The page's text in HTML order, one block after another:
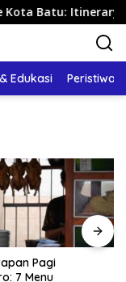
Itinerary
Edukasi Peristiwa
Kuliner Malam
untuk Keluarga: Menu,